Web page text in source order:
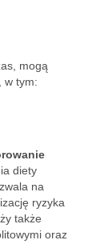
mogą
w tym:
diety
na
ryzyka
także
oraz